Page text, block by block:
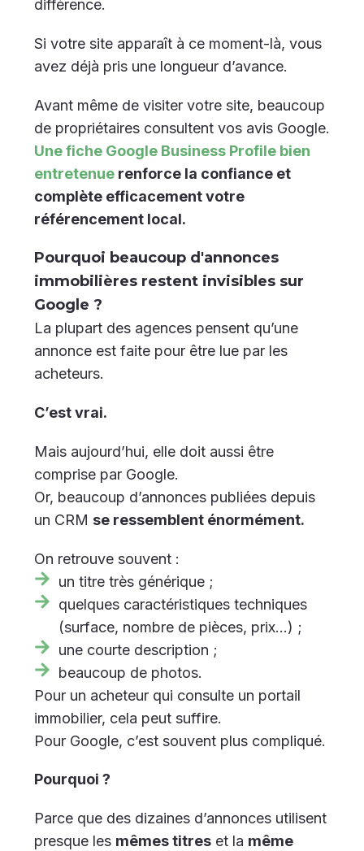
différence.
Si votre site apparaît à ce moment-là, vous
avez déjà pris une longueur d’avance.
Avant même de visiter votre site, beaucoup
de propriétaires consultent vos avis Google.
Une fiche Google Business Profile bien
entretenue renforce la confiance et
complète efficacement votre
référencement local.
Pourquoi beaucoup d'annonces
immobilières restent invisibles sur
Google ?
La plupart des agences pensent qu’une
annonce est faite pour être lue par les
acheteurs.
C’est vrai.
Mais aujourd’hui, elle doit aussi être
comprise par Google.
Or, beaucoup d’annonces publiées depuis
un CRM se ressemblent énormément.
On retrouve souvent :
un titre très générique ;
quelques caractéristiques techniques
(surface, nombre de pièces, prix...) ;
une courte description ;
beaucoup de photos.
Pour un acheteur qui consulte un portail
immobilier, cela peut suffire.
Pour Google, c’est souvent plus compliqué.
Pourquoi ?
Parce que des dizaines d’annonces utilisent
presque les mêmes titres et la même